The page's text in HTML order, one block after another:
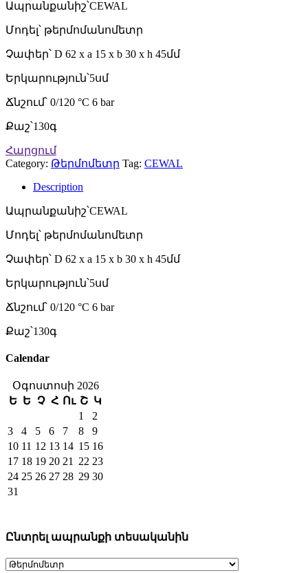
Ապրանքանիշ՝CEWAL
Մոդել՝ թերմոմանոմետր
Չափեր՝ D 62 x a 15 x b 30 x h 45մմ
Երկարություն՝5սմ
Ճնշում՝ 0/120 °C 6 bar
Քաշ՝130գ
Հարցում
Category: Թերմոմետր Tag: CEWAL
Description
Ապրանքանիշ՝CEWAL
Մոդել՝ թերմոմանոմետր
Չափեր՝ D 62 x a 15 x b 30 x h 45մմ
Երկարություն՝5սմ
Ճնշում՝ 0/120 °C 6 bar
Քաշ՝130գ
Calendar
Օգոստոսի 2026
Ե Ե Չ Հ Ու Շ Կ
1
2
3
4 5 6 7 8
9
10 11 12 13 14 15 16
17 18 19 20 21 22 23
24 25 26 27 28 29 30
31
Ընտրել ապրանքի տեսականին